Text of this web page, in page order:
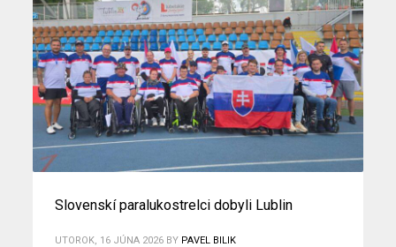
Slovenskí paralukostrelci dobyli Lublin
UTOROK, 16 JÚNA 2026 BY PAVEL BILIK